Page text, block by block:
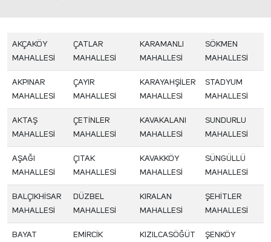
AKÇAKÖY
MAHALLESİ
ÇATLAR
MAHALLESİ
KARAMANLI
MAHALLESİ
SÖKMEN
MAHALLESİ
AKPINAR
MAHALLESİ
ÇAYIR
MAHALLESİ
KARAYAHŞİLER
MAHALLESİ
STADYUM
MAHALLESİ
AKTAŞ
MAHALLESİ
ÇETİNLER
MAHALLESİ
KAVAKALANI
MAHALLESİ
SUNDURLU
MAHALLESİ
AŞAĞI
MAHALLESİ
ÇITAK
MAHALLESİ
KAVAKKÖY
MAHALLESİ
SÜNGÜLLÜ
MAHALLESİ
BALÇIKHİSAR
MAHALLESİ
DÜZBEL
MAHALLESİ
KIRALAN
MAHALLESİ
ŞEHİTLER
MAHALLESİ
BAYAT
EMİRCİK
KIZILCASÖĞÜT
ŞENKÖY